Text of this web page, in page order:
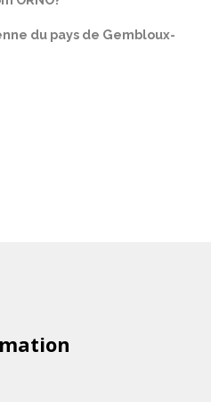
du pays de Gembloux-